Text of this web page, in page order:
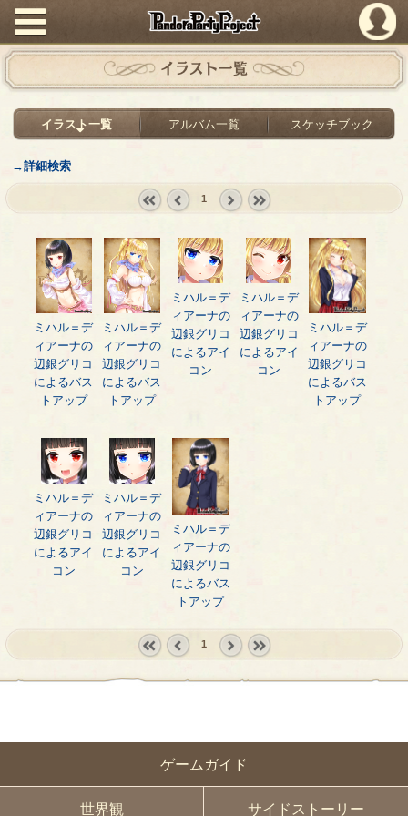
PandoraPartyProject
ゲームガイド
世界観 サイドストーリー
イラスト一覧
イラスト一覧 アルバム一覧 スケッチブック
→詳細検索
prev
1
ミハル＝デ
ィアーナの
辺銀グリコ
によるバス
トアップ
ミハル＝デ
ィアーナの
辺銀グリコ
によるバス
トアップ
ミハル＝デ
ィアーナの
辺銀グリコ
によるアイ
コン
ミハル＝デ
ィアーナの
辺銀グリコ
によるアイ
コン
ミハル＝デ
ィアーナの
辺銀グリコ
によるバス
トアップ
ミハル＝デ
ィアーナの
辺銀グリコ
によるアイ
コン
ミハル＝デ
ィアーナの
辺銀グリコ
によるアイ
コン
ミハル＝デ
ィアーナの
辺銀グリコ
によるバス
トアップ
1